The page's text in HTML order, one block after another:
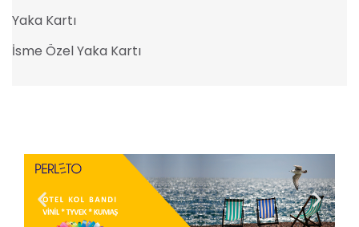
Yaka Kartı
İsme Özel Yaka Kartı